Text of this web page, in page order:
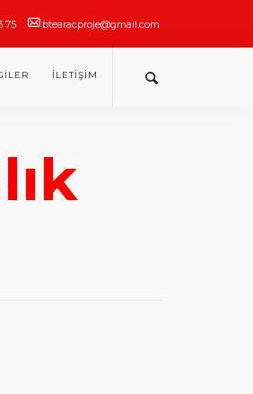
75 btearacproje@gmail.com
İLETIŞIM